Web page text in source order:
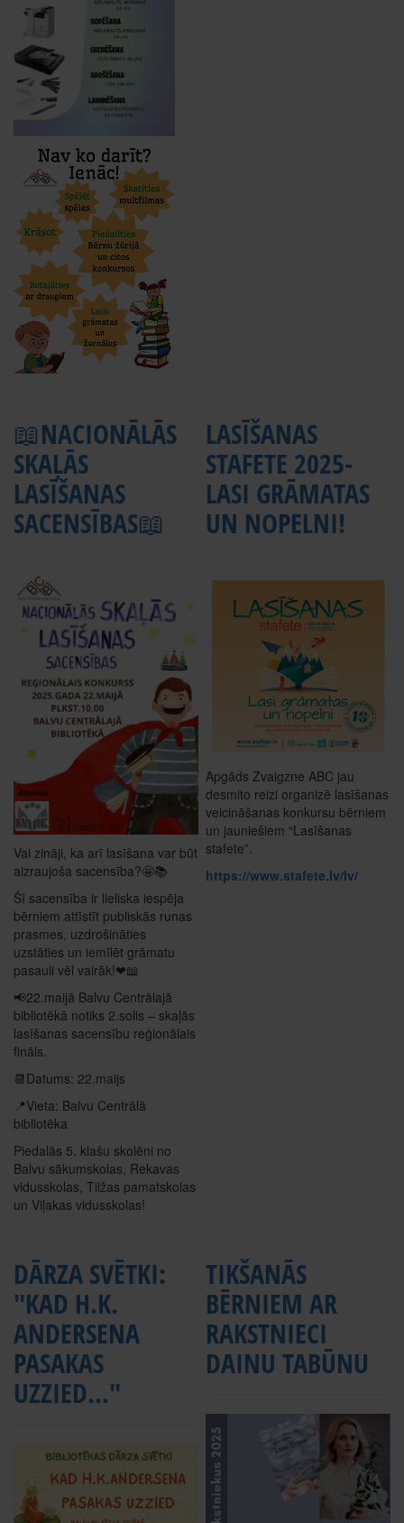
📖NACIONĀLĀS
SKAĻĀS
LASĪŠANAS
SACENSĪBAS📖
Vai zināji, ka arī lasīšana var būt
aizraujoša sacensība?🤩📚
Šī sacensība ir lieliska iespēja
bērniem attīstīt publiskās runas
prasmes, uzdrošināties
uzstāties un iemīlēt grāmatu
pasauli vēl vairāk!❤📖
📢22.maijā Balvu Centrālajā
bibliotēkā notiks 2.solis – skaļās
lasīšanas sacensību reģionālais
fināls.
📆Datums: 22.maijs
📍Vieta: Balvu Centrālā
bibliotēka
Piedalās 5. klašu skolēni no
Balvu sākumskolas, Rekavas
vidusskolas, Tilžas pamatskolas
un Viļakas vidusskolas!
LASĪŠANAS
STAFETE 2025-
LASI GRĀMATAS
UN NOPELNI!
Apgāds Zvaigzne ABC jau
desmito reizi organizē lasīšanas
veicināšanas konkursu bērniem
un jauniešiem “Lasīšanas
stafete”.
https://www.stafete.lv/lv/
DĀRZA SVĒTKI:
"KAD H.K.
ANDERSENA
PASAKAS
UZZIED..."
TIKŠANĀS
BĒRNIEM AR
RAKSTNIECI
DAINU TABŪNU